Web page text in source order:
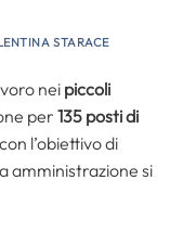
STARACE
nei piccoli
per 135 posti di
con l’obiettivo di
amministrazione si